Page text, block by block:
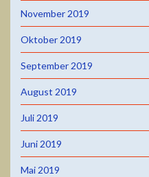
November 2019
Oktober 2019
September 2019
August 2019
Juli 2019
Juni 2019
Mai 2019